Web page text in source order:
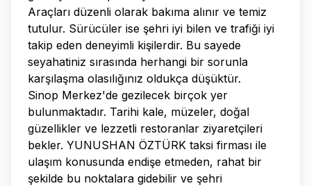
Araçları düzenli olarak bakıma alınır ve temiz
tutulur. Sürücüler ise şehri iyi bilen ve trafiği iyi
takip eden deneyimli kişilerdir. Bu sayede
seyahatiniz sırasında herhangi bir sorunla
karşılaşma olasılığınız oldukça düşüktür.
Sinop Merkez'de gezilecek birçok yer
bulunmaktadır. Tarihi kale, müzeler, doğal
güzellikler ve lezzetli restoranlar ziyaretçileri
bekler. YUNUSHAN ÖZTÜRK taksi firması ile
ulaşım konusunda endişe etmeden, rahat bir
şekilde bu noktalara gidebilir ve şehri